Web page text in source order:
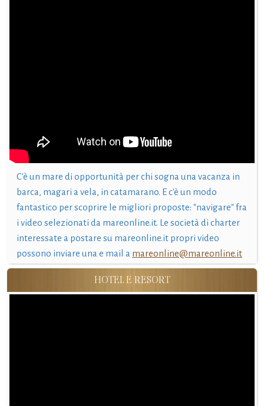
C'è un mare di opportunità per chi sogna una vacanza in
barca, magari a vela, in catamarano. E c'è un modo
fantastico per scoprire le migliori proposte: "navigare" fra
i video selezionati da mareonline.it. Le società di charter
interessate a postare su mareonline.it propri video
possono inviare una e mail a mareonline@mareonline.it
HOTEL E RESORT